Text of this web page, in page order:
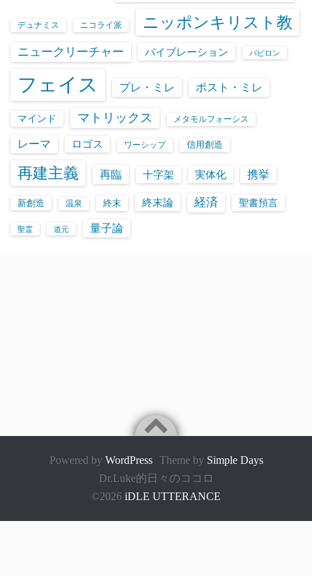
デュナミス ニコライ派 ニッポンキリスト教
ニュークリーチャー バイブレーション バビロン
フェイス プレ・ミレ ポスト・ミレ
マインド マトリックス メタモルフォーシス
レーマ ロゴス ワーシップ 信用創造
再建主義 再臨 十字架 実体化 携挙
新創造 温泉 終末 終末論 経済 聖書預言
聖霊 道元 量子論
Powered by WordPress Theme by Simple Days
Dr.Luke的日々のココロ
©2026 iDLE UTTERANCE